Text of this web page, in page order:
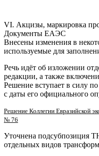
VI. Акцизы, маркировка
Документы ЕАЭС
Внесены изменения в
используемые для
Речь идёт об изложении
редакции, а также
Решение вступает в силу
с даты его официального
Решение Коллегии Евразийской
№ 76
Уточнена
отдельных видов